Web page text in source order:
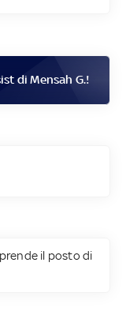
diMensah G.!
prende il posto di